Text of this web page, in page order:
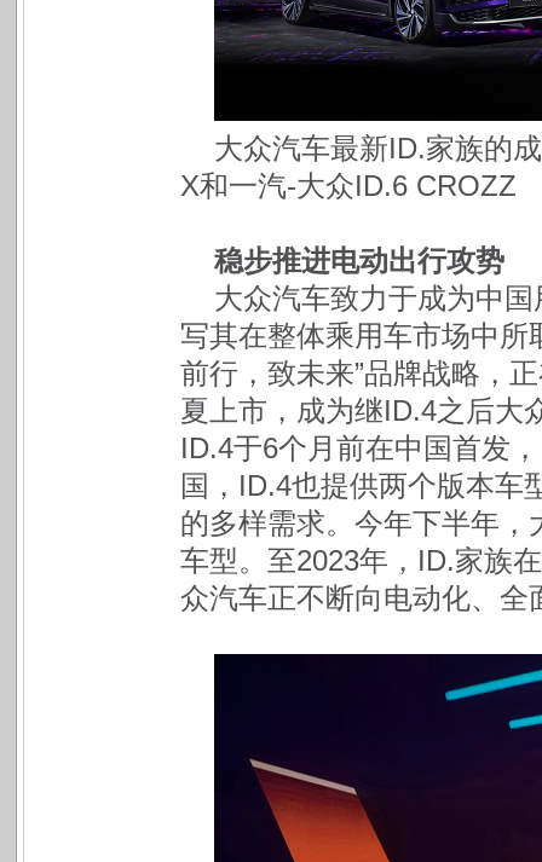
大众汽车最新ID.家族的
X和一汽-大众ID.6 CROZZ
稳步推进电动出行攻势
大众汽车致力于成为中
写其在整体乘用车市场中所
前行，致未来”品牌战略，
夏上市，成为继ID.4之后大
ID.4于6个月前在中国首发
国，ID.4也提供两个版本车
的多样需求。今年下半年
车型。至2023年，ID.家族
众汽车正不断向电动化、